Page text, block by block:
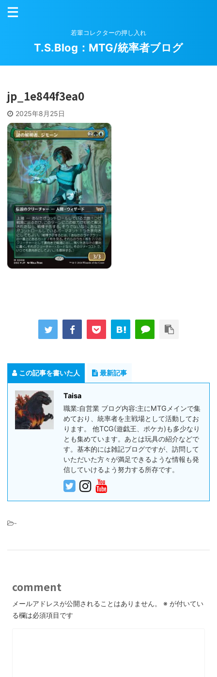
若輩コレクターの押し入れ
T.S.Blog：MTG/統率者ブログ
jp_1e844f3ea0
2025年8月25日
この記事を書いた人 最新記事
Taisa
職業:自営業 ブログ内容:主にMTGメインで集
めており、統率者を主戦場として活動してお
ります。 他TCG(遊戯王、ポケカ)も多少なり
とも集めています。あとは玩具の紹介などで
す。基本的には雑記ブログですが、訪問して
いただいた方々が満足できるような情報も発
信していけるよう努力する所存です。
-
comment
メールアドレスが公開されることはありません。 ※ が付いてい
る欄は必須項目です